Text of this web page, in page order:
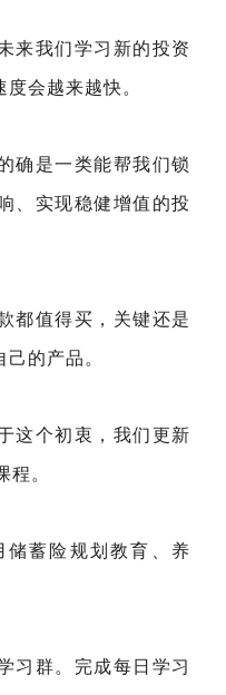
来我们学习新的投资
会越来越快。
确是一类能帮我们锁
、实现稳健增值的投
都值得买，关键还是
的产品。
这个初衷，我们更新
程。
储蓄险规划教育、养
习群。完成每日学习